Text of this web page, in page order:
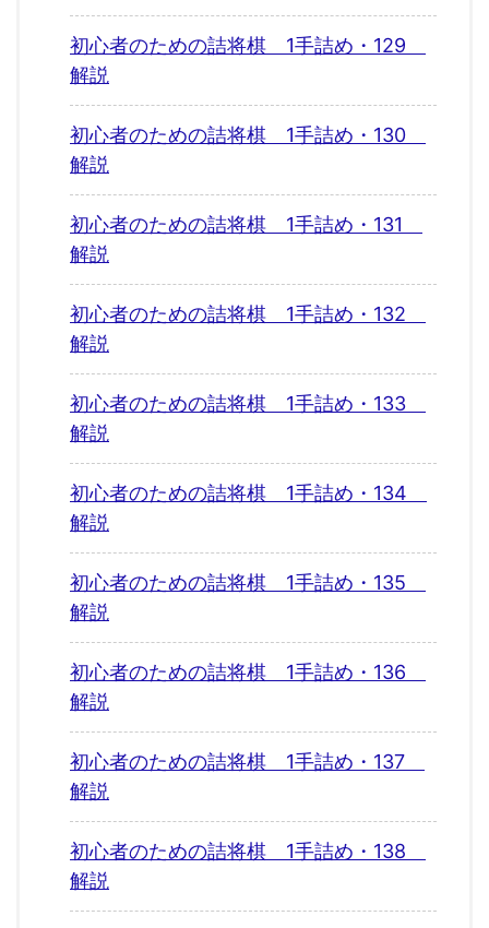
初心者のための詰将棋 1手詰め・129
解説
初心者のための詰将棋 1手詰め・130
解説
初心者のための詰将棋 1手詰め・131
解説
初心者のための詰将棋 1手詰め・132
解説
初心者のための詰将棋 1手詰め・133
解説
初心者のための詰将棋 1手詰め・134
解説
初心者のための詰将棋 1手詰め・135
解説
初心者のための詰将棋 1手詰め・136
解説
初心者のための詰将棋 1手詰め・137
解説
初心者のための詰将棋 1手詰め・138
解説